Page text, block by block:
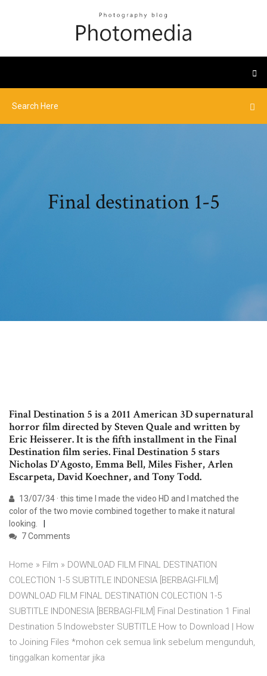
Final destination 1-5
Final Destination 5 is a 2011 American 3D supernatural
horror film directed by Steven Quale and written by
Eric Heisserer. It is the fifth installment in the Final
Destination film series. Final Destination 5 stars
Nicholas D'Agosto, Emma Bell, Miles Fisher, Arlen
Escarpeta, David Koechner, and Tony Todd.
13/07/34 · this time I made the video HD and I matched the
color of the two movie combined together to make it natural
looking.
7 Comments
Home » Film » DOWNLOAD FILM FINAL DESTINATION
COLECTION 1-5 SUBTITLE INDONESIA [BERBAGI-FILM]
DOWNLOAD FILM FINAL DESTINATION COLECTION 1-5
SUBTITLE INDONESIA [BERBAGI-FILM] Final Destination 1 Final
Destination 5 Indowebster SUBTITLE How to Download | How
to Joining Files *mohon cek semua link sebelum mengunduh,
tinggalkan komentar jika